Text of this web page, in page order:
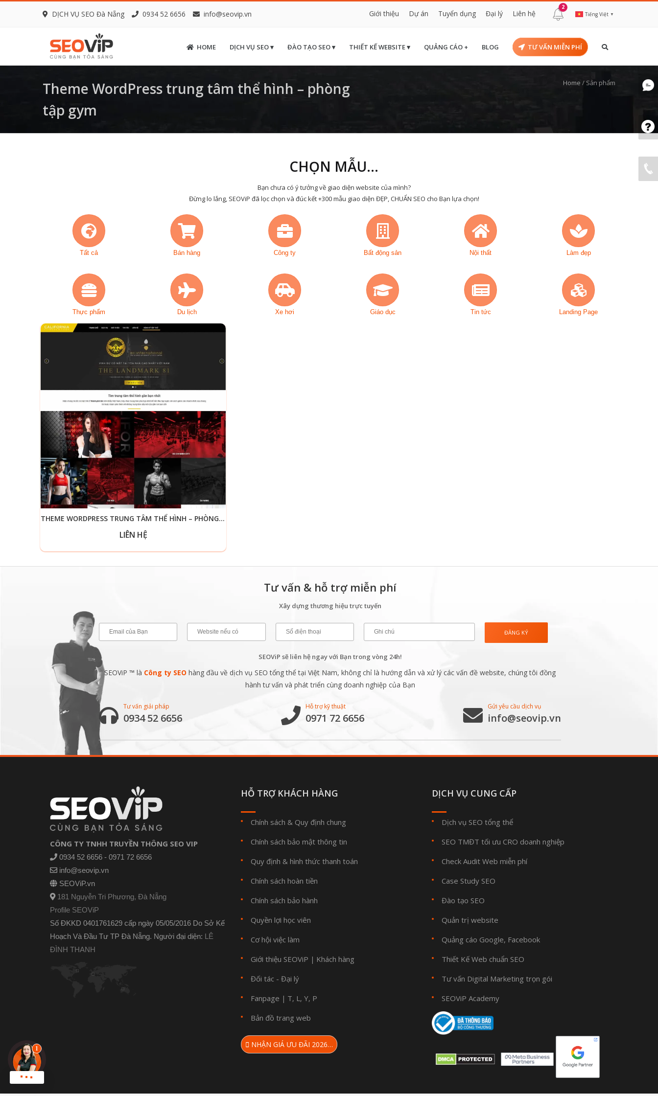
DỊCH VỤ SEO Đà Nẵng 0934 52 6656 info@seovip.vn Giới thiệu Dự án Tuyển dụng Đại lý Liên hệ
2
Tiếng Việt ▼
HOME DỊCH VỤ SEO ▾ ĐÀO TẠO SEO ▾ THIẾT KẾ WEBSITE ▾ QUẢNG CÁO + BLOG TƯ VẤN MIỄN PHÍ
Theme WordPress trung tâm thể hình – phòng
tập gym
Home / Sản phẩm
CHỌN MẪU...
Bạn chưa có ý tưởng về giao diện website của mình?
Đừng lo lắng, SEOViP đã lọc chọn và đúc kết +300 mẫu giao diện ĐẸP, CHUẨN SEO cho Bạn lựa chọn!
Tất cả Bán hàng Công ty Bất động sản Nội thất Làm đẹp
Thực phẩm Du lịch Xe hơi Giáo dục Tin tức Landing Page
THEME WORDPRESS TRUNG TÂM THỂ HÌNH – PHÒNG TẬP GYM
LIÊN HỆ
Tư vấn & hỗ trợ miễn phí
Xây dựng thương hiệu trực tuyến
SEOViP sẽ liên hệ ngay với Bạn trong vòng 24h!
SEOViP ™ là Công ty SEO hàng đầu về dịch vụ SEO tổng thể tại Việt Nam, không chỉ là hướng dẫn và xử lý các vấn đề website, chúng tôi đồng
hành tư vấn và phát triển cùng doanh nghiệp của Bạn
Tư vấn giải pháp
0934 52 6656
Hỗ trợ kỹ thuật
0971 72 6656
Gửi yêu cầu dịch vụ
info@seovip.vn
CÔNG TY TNHH TRUYỀN THÔNG SEO VIP
0934 52 6656 - 0971 72 6656
info@seovip.vn
SEOViP.vn
181 Nguyễn Tri Phương, Đà Nẵng
Profile SEOViP
Số ĐKKD 0401761629 cấp ngày 05/05/2016 Do Sở Kế
Hoạch Và Đầu Tư TP Đà Nẵng. Người đại diện: LÊ
ĐÌNH THANH
HỖ TRỢ KHÁCH HÀNG
Chính sách & Quy định chung
Chính sách bảo mật thông tin
Quy định & hình thức thanh toán
Chính sách hoàn tiền
Chính sách bảo hành
Quyền lợi học viên
Cơ hội việc làm
Giới thiệu SEOViP | Khách hàng
Đối tác - Đại lý
Fanpage | T, L, Y, P
Bản đồ trang web
NHẬN GIÁ ƯU ĐÃI 2026…
DỊCH VỤ CUNG CẤP
Dịch vụ SEO tổng thể
SEO TMĐT tối ưu CRO doanh nghiệp
Check Audit Web miễn phí
Case Study SEO
Đào tạo SEO
Quản trị website
Quảng cáo Google, Facebook
Thiết Kế Web chuẩn SEO
Tư vấn Digital Marketing trọn gói
SEOViP Academy
Chat zalo !